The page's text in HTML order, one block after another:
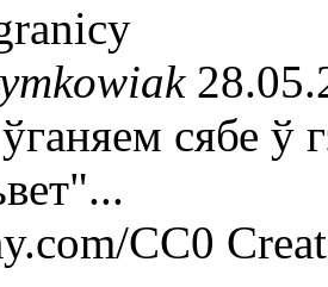
сябе ў
CC0